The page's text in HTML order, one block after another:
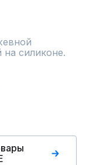
силиконе.